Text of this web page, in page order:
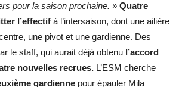
pour la saison prochaine. » Quatre
l’effectif à l’intersaison, dont une ailière
une pivot et une gardienne. Des
le staff, qui aurait déjà obtenu l’accord
nouvelles recrues. L’ESM cherche
gardienne pour épauler Mila